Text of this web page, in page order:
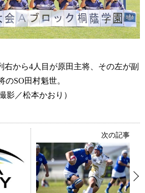
右から4人目が原田主将、その左が副
のSO田村魁世。
撮影／松本かおり）
次の記事